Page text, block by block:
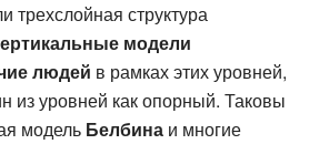
трехслойная структура
модели
людей в рамках этих уровней,
из уровней как опорный. Таковы
модель Белбина и многие